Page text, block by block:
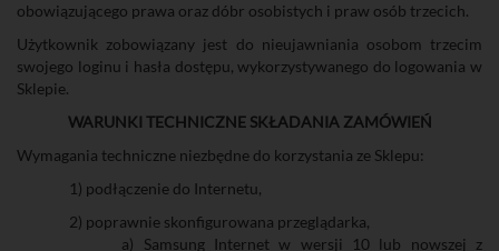
obowiązującego prawa oraz dóbr osobistych i praw osób trzecich.
Użytkownik zobowiązany jest do nieujawniania osobom trzecim
swojego loginu i hasła dostępu, wykorzystywanego do logowania w
Sklepie.
WARUNKI TECHNICZNE SKŁADANIA ZAMÓWIEŃ
Wymagania techniczne niezbędne do korzystania ze Sklepu:
1) podłączenie do Internetu,
2) poprawnie skonfigurowana przeglądarka,
a) Samsung Internet w wersji 10 lub nowszej z